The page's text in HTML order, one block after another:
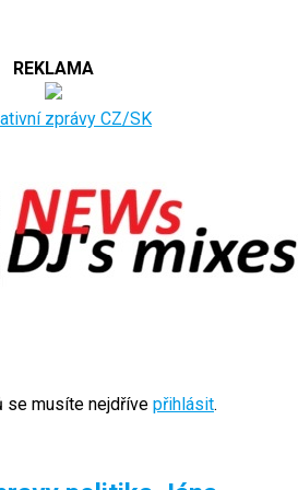
REKLAMA
zprávy CZ/SK
se musíte nejdříve přihlásit.